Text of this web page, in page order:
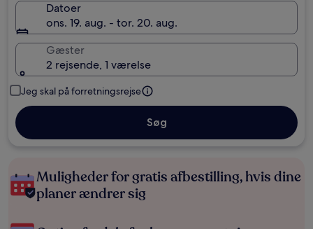
Datoer
ons. 19. aug. - tor. 20. aug.
Gæster
2 rejsende, 1 værelse
Jeg skal på forretningsrejse
Søg
Muligheder for gratis afbestilling, hvis dine
planer ændrer sig